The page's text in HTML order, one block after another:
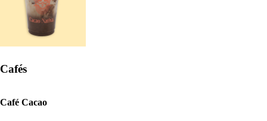
Cafés
Café Cacao